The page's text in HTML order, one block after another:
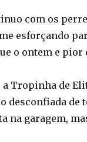
com os
esforçando
o ontem e pior
a Tropinha de
desconfiada de
na garagem,